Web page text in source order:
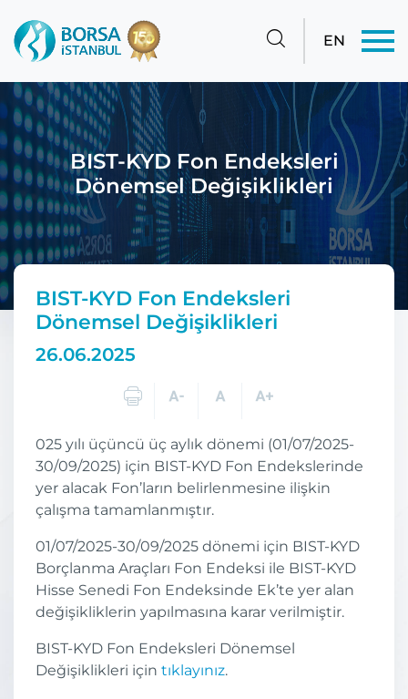
EN
BIST-KYD Fon Endeksleri
Dönemsel Değişiklikleri
BIST-KYD Fon Endeksleri
Dönemsel Değişiklikleri
26.06.2025
025 yılı üçüncü üç aylık dönemi (01/07/2025-
30/09/2025) için BIST-KYD Fon Endekslerinde
yer alacak Fon’ların belirlenmesine ilişkin
çalışma tamamlanmıştır.
01/07/2025-30/09/2025 dönemi için BIST-KYD
Borçlanma Araçları Fon Endeksi ile BIST-KYD
Hisse Senedi Fon Endeksinde Ek’te yer alan
değişikliklerin yapılmasına karar verilmiştir.
BIST-KYD Fon Endeksleri Dönemsel
Değişiklikleri için tıklayınız.